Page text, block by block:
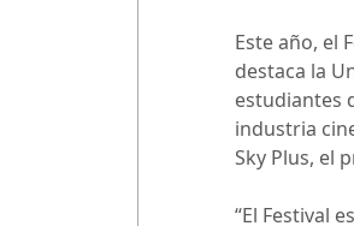
Este año, el
destaca la
estudiantes
industria
Sky Plus, el
“El Festival